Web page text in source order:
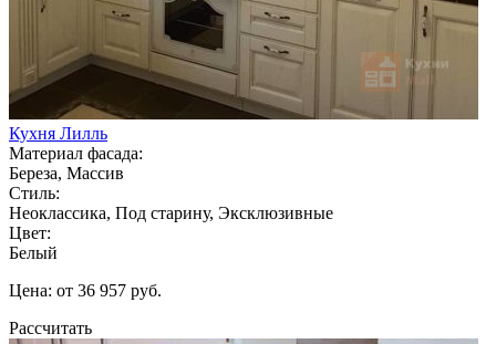
Кухня Лилль
Материал фасада:
Береза, Массив
Стиль:
Неоклассика, Под старину, Эксклюзивные
Цвет:
Белый
Цена: от 36 957 руб.
Рассчитать